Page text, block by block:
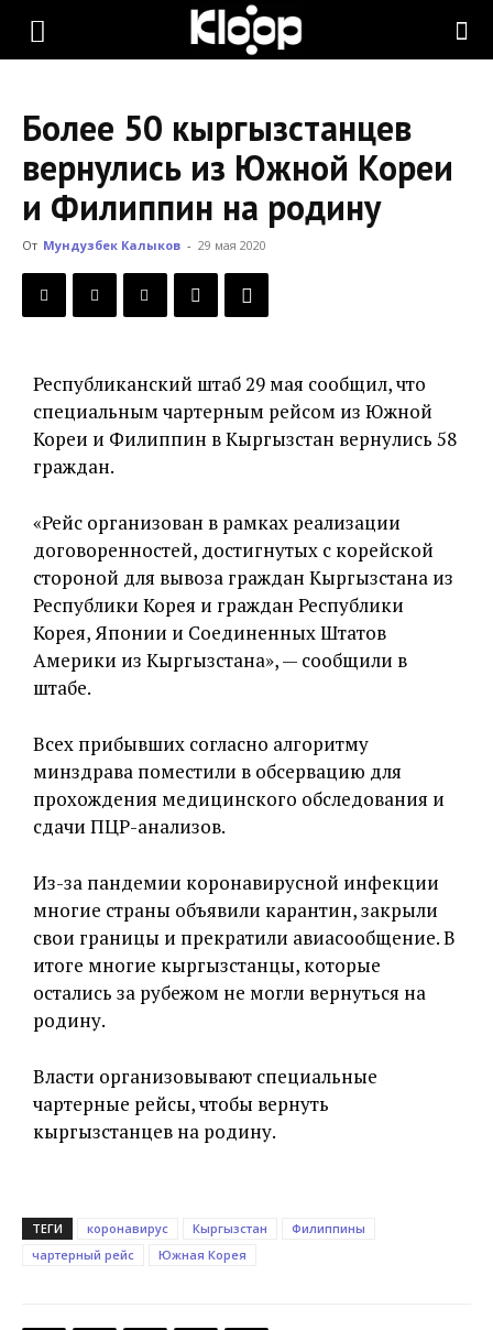
KLOOP.KG
Новости
Кыргызстана
Более 50 кыргызстанцев
вернулись из Южной Кореи
и Филиппин на родину
От Мундузбек Калыков - 29 мая 2020
Республиканский штаб 29 мая сообщил, что
специальным чартерным рейсом из Южной
Кореи и Филиппин в Кыргызстан вернулись 58
граждан.
«Рейс организован в рамках реализации
договоренностей, достигнутых с корейской
стороной для вывоза граждан Кыргызстана из
Республики Корея и граждан Республики
Корея, Японии и Соединенных Штатов
Америки из Кыргызстана», — сообщили в
штабе.
Всех прибывших согласно алгоритму
минздрава поместили в обсервацию для
прохождения медицинского обследования и
сдачи ПЦР-анализов.
Из-за пандемии коронавирусной инфекции
многие страны объявили карантин, закрыли
свои границы и прекратили авиасообщение. В
итоге многие кыргызстанцы, которые
остались за рубежом не могли вернуться на
родину.
Власти организовывают специальные
чартерные рейсы, чтобы вернуть
кыргызстанцев на родину.
ТЕГИ коронавирус Кыргызстан
Филиппины
чартерный рейс
Южная Корея